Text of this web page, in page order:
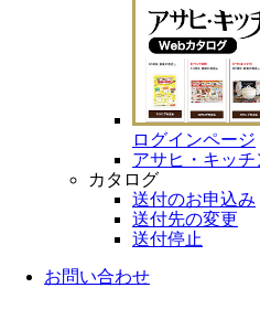
ログインページ
アサヒ・キッ
カタログ
送付のお申込み
送付先の変更
送付停止
お問い合わせ